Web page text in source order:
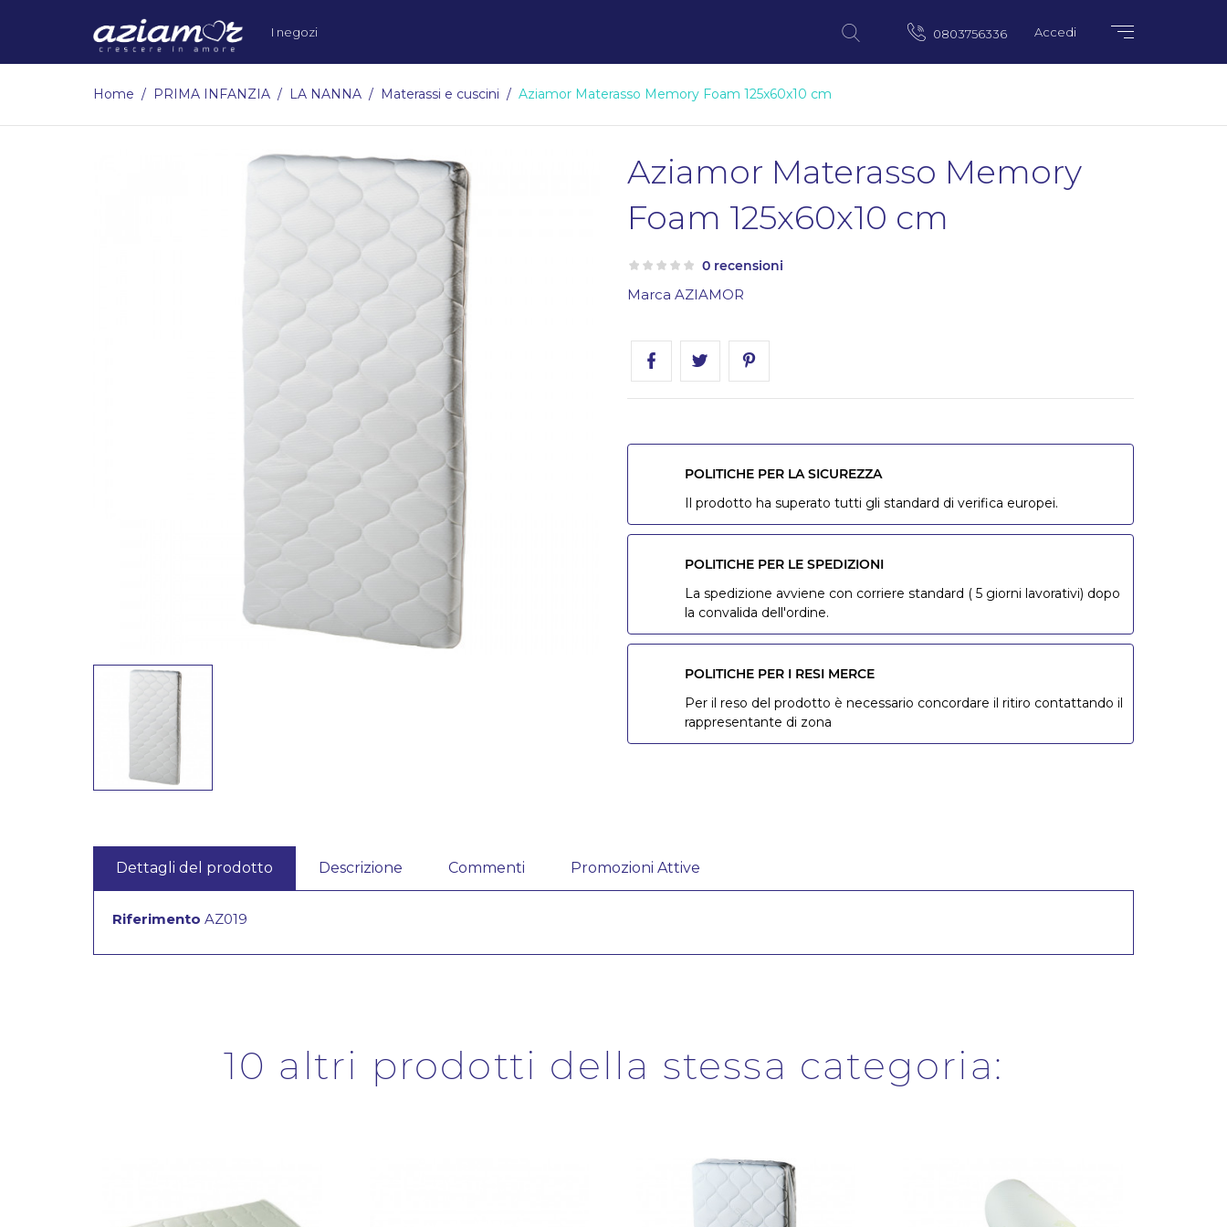
I negozi 0803756336 Accedi
Home PRIMA INFANZIA LA NANNA Materassi e cuscini Aziamor Materasso Memory Foam 125x60x10 cm
Aziamor Materasso Memory
Foam 125x60x10 cm
0 recensioni
Marca AZIAMOR
POLITICHE PER LA SICUREZZA
Il prodotto ha superato tutti gli standard di verifica europei.
POLITICHE PER LE SPEDIZIONI
La spedizione avviene con corriere standard ( 5 giorni lavorativi) dopo
la convalida dell'ordine.
POLITICHE PER I RESI MERCE
Per il reso del prodotto è necessario concordare il ritiro contattando il
rappresentante di zona
Dettagli del prodotto Descrizione Commenti Promozioni Attive
Riferimento AZ019
10 altri prodotti della stessa categoria: